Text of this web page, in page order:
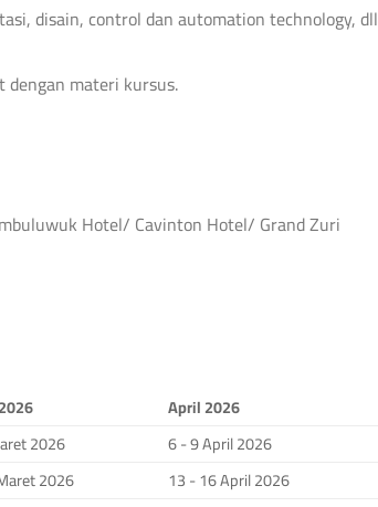
disain, control dan automation technology, dll
materi kursus.
Hotel/ Cavinton Hotel/ Grand Zuri
April 2026
2026
6 - 9 April 2026
2026
13 - 16 April 2026